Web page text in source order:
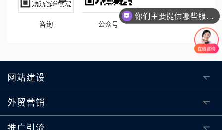
咨询 公众号
网站建设
外贸营销
推广引流
你们主要提供哪些服务？可以根据需求定制吗？